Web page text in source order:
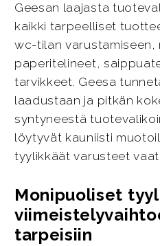
Geesan laajasta
kaikki tarpeelliset
wc-tilan
paperitelineet,
tarvikkeet. Geesa
laadustaan ja pitkän
syntyneestä
löytyvät kauniisti
tyylikkäät varusteet
Monipuoliset
tarpeisiin